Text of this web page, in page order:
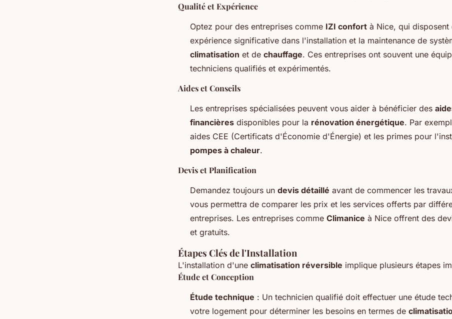
Qualité et Expérience
Optez pour des entreprises comme IZI confort à Nice, qui disposent
expérience significative dans l'installation et la maintenance de
climatisation et de chauffage. Ces entreprises ont souvent une
techniciens qualifiés et expérimentés.
Aides et Conseils
Les entreprises spécialisées peuvent vous aider à bénéficier des
financières disponibles pour la rénovation énergétique. Par
aides CEE (Certificats d'Économie d'Énergie) et les primes pour
pompes à chaleur.
Devis et Planification
Demandez toujours un devis détaillé avant de commencer les
vous permettra de comparer les prix et les services offerts par
entreprises. Les entreprises comme Climanice à Nice offrent des
et gratuits.
Étapes Clés de l'Installation
L'installation d'une climatisation réversible implique plusieurs étapes
Étude et Conception
Étude technique : Un technicien qualifié doit effectuer une étude
votre logement pour déterminer les besoins en termes de